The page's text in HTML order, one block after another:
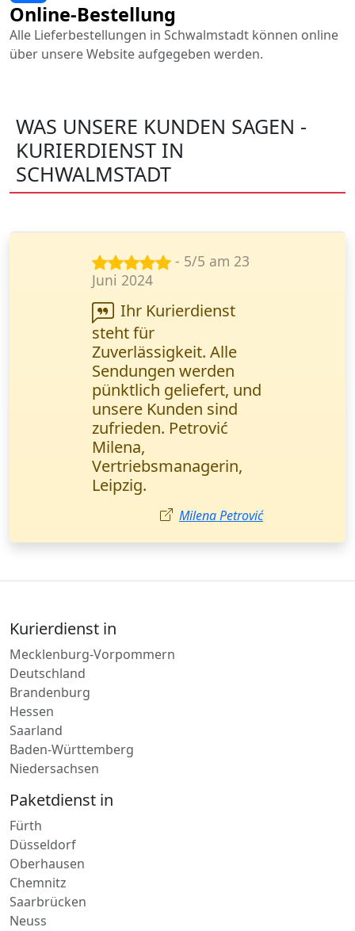
Online-Bestellung
Alle Lieferbestellungen in Schwalmstadt können online
über unsere Website aufgegeben werden.
WAS UNSERE KUNDEN SAGEN -
KURIERDIENST IN
SCHWALMSTADT
- 5/5 am 29
Sept. 2024
Sehr zuverlässiger
Service! Meine
vertraulichen
Dokumente wurden
noch am selben Tag
zugestellt. Das Online-
Tracking gibt
zusätzliche Sicherheit.
Sehr empfehlenswert!
Anna Schneider,
Rechtsanwältin Berlin.
Kurierdienst in
Mecklenburg-Vorpommern
Deutschland
Brandenburg
Hessen
Saarland
Baden-Württemberg
Paketdienst in
Fürth
Düsseldorf
Oberhausen
Chemnitz
Saarbrücken